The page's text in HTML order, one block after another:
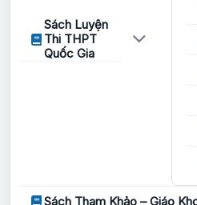
Sách Luyện
Thi THPT
Quốc Gia
Sách Tham Khảo – Giáo